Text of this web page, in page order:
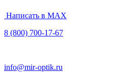
Написать в MAX
8 (800) 700-17-67
info@mir-optik.ru